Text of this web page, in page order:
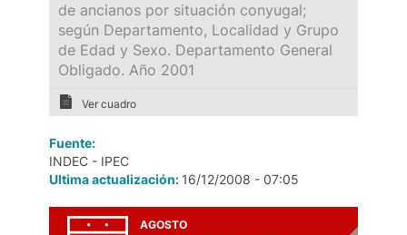
de ancianos por situación conyugal;
según Departamento, Localidad y Grupo
de Edad y Sexo. Departamento General
Obligado. Año 2001
Ver cuadro
Fuente:
INDEC - IPEC
Ultima actualización: 16/12/2008 - 07:05
AGOSTO